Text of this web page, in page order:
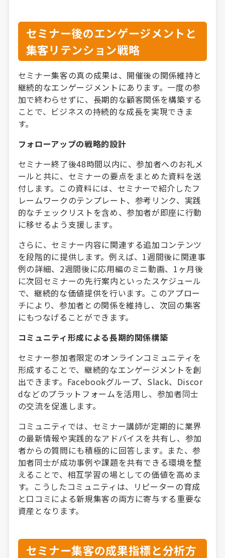
セミナー後のエンゲージメントと
集客リテンション戦略
セミナー集客の真の成果は、開催後の関係維持と
継続的なエンゲージメントにあります。一度の参
加で終わらせずに、長期的な顧客関係を構築する
ことで、ビジネスの持続的な成長を実現できま
す。
フォローアップの戦略的設計
セミナー終了後48時間以内に、参加者へのお礼メ
ールと共に、セミナーの要点をまとめた資料を送
付します。この資料には、セミナーで紹介したフ
レームワークのテンプレート、参考リンク、実践
的なチェックリストを含め、参加者が即座に行動
に移せるよう支援します。
さらに、セミナー内容に関連する追加コンテンツ
を段階的に提供します。例えば、1週間後に関連事
例の詳細、2週間後に応用編のミニ動画、1ヶ月後
に次回セミナーの先行案内といったスケジュール
で、継続的な価値提供を行います。このアプロー
チにより、参加者との関係を維持し、次回の集客
にもつなげることができます。
コミュニティ形成による長期的関係構築
セミナー参加者限定のオンラインコミュニティを
形成することで、継続的なエンゲージメントを創
出できます。Facebookグループ、Slack、Discor
dなどのプラットフォームを活用し、参加者同士
の交流を促進します。
コミュニティでは、セミナー講師が定期的に業界
の最新情報や実践的なアドバイスを共有し、参加
者からの質問にも積極的に回答します。また、参
加者同士が成功事例や課題を共有できる環境を整
えることで、相互学習の場としての価値を高めま
す。こうしたコミュニティは、リピーターの育成
と口コミによる新規集客の両方に寄与する重要な
資産となります。
セミナー集客の成果指標と分析方